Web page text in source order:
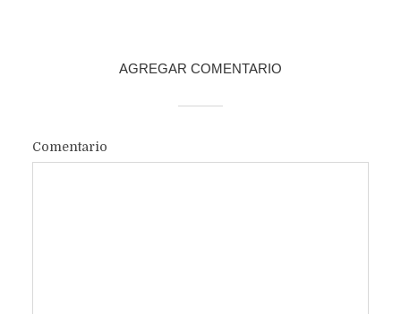
AGREGAR COMENTARIO
Comentario